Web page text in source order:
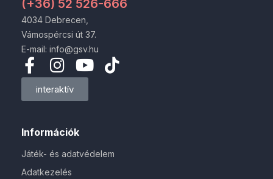
Információk
Játék- és adatvédelem
Adatkezelés
(+36) 52 526-666
4034 Debrecen,
Vámospércsi út 37.
E-mail: info@gsv.hu
interaktív